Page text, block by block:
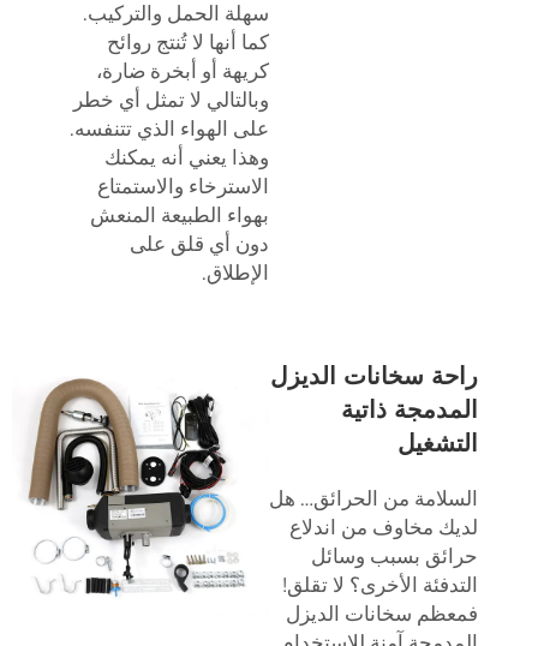
سهلة الحمل والتركيب.
كما أنها لا تُنتج روائح
كريهة أو أبخرة ضارة،
وبالتالي لا تمثل أي خطر
على الهواء الذي تتنفسه.
وهذا يعني أنه يمكنك
الاسترخاء والاستمتاع
بهواء الطبيعة المنعش
دون أي قلق على
الإطلاق.
راحة سخانات الديزل
المدمجة ذاتية
التشغيل
السلامة من الحرائق… هل
لديك مخاوف من اندلاع
حرائق بسبب وسائل
التدفئة الأخرى؟ لا تقلق!
فمعظم سخانات الديزل